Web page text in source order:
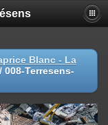
Blanc - La
/ 008-Terresens-